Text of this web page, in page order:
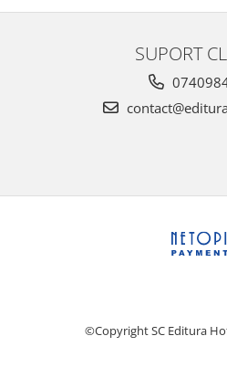
SUPORT
©Copyright SC Editura